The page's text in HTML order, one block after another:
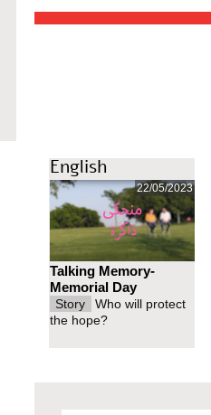
English
22/05/2023
Talking Memory-
Memorial Day
Story
Who will protect
the hope?